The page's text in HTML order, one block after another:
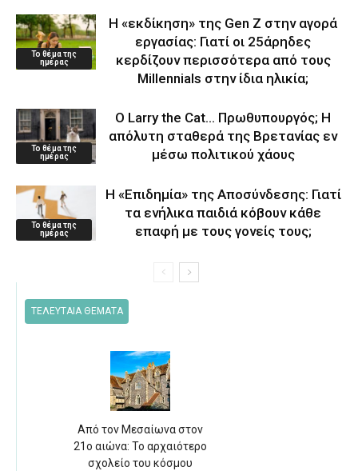
Το θέμα της
ημέρας
Η «εκδίκηση» της Gen Z στην αγορά
εργασίας: Γιατί οι 25άρηδες
κερδίζουν περισσότερα από τους
Millennials στην ίδια ηλικία;
Το θέμα της
ημέρας
Ο Larry the Cat… Πρωθυπουργός; Η
απόλυτη σταθερά της Βρετανίας εν
μέσω πολιτικού χάους
Το θέμα της
ημέρας
Η «Επιδημία» της Αποσύνδεσης: Γιατί
τα ενήλικα παιδιά κόβουν κάθε
επαφή με τους γονείς τους;
ΤΕΛΕΥΤΑΙΑ ΘΕΜΑΤΑ
Από τον Μεσαίωνα στον
21ο αιώνα: Το αρχαιότερο
σχολείο του κόσμου